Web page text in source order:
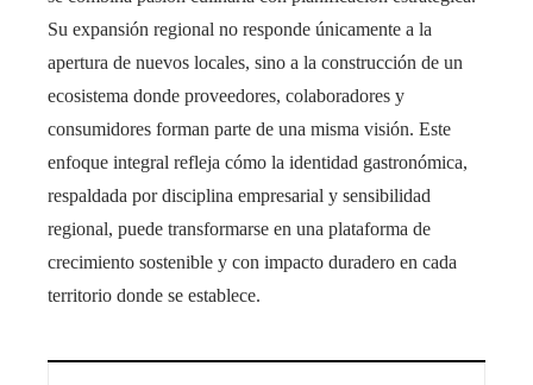
Su expansión regional no responde únicamente a la
apertura de nuevos locales, sino a la construcción de un
ecosistema donde proveedores, colaboradores y
consumidores forman parte de una misma visión. Este
enfoque integral refleja cómo la identidad gastronómica,
respaldada por disciplina empresarial y sensibilidad
regional, puede transformarse en una plataforma de
crecimiento sostenible y con impacto duradero en cada
territorio donde se establece.